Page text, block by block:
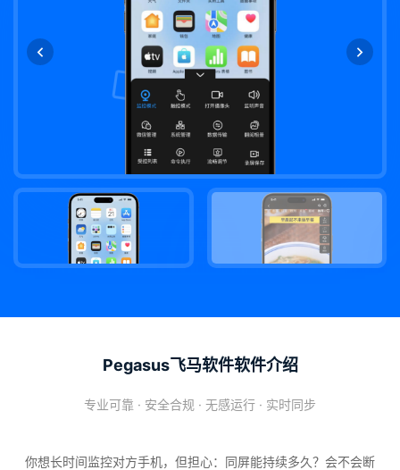
Pegasus飞马软件软件介绍
专业可靠 · 安全合规 · 无感运行 · 实时同步
你想长时间监控对方手机，但担心：同屏能持续多久？会不会断